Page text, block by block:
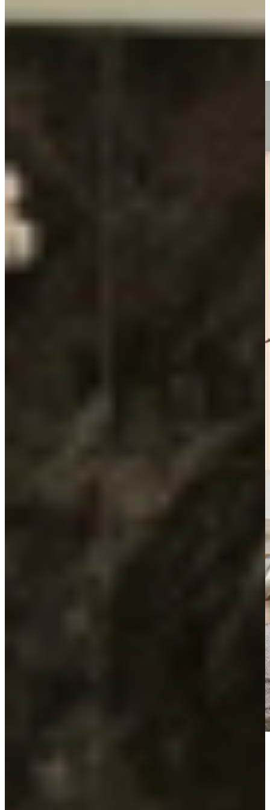
De stijl is bovendien verrassend veelzijdig. In een modern loft voelt